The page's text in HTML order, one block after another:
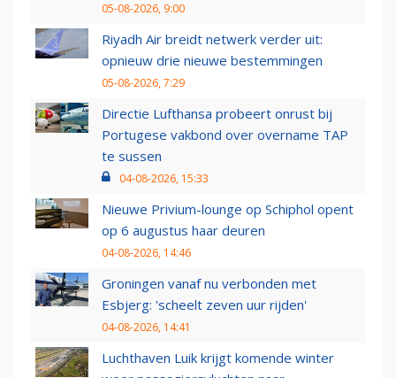
05-08-2026, 9:00
Riyadh Air breidt netwerk verder uit:
opnieuw drie nieuwe bestemmingen
05-08-2026, 7:29
Directie Lufthansa probeert onrust bij
Portugese vakbond over overname TAP
te sussen
04-08-2026, 15:33
Nieuwe Privium-lounge op Schiphol opent
op 6 augustus haar deuren
04-08-2026, 14:46
Groningen vanaf nu verbonden met
Esbjerg: 'scheelt zeven uur rijden'
04-08-2026, 14:41
Luchthaven Luik krijgt komende winter